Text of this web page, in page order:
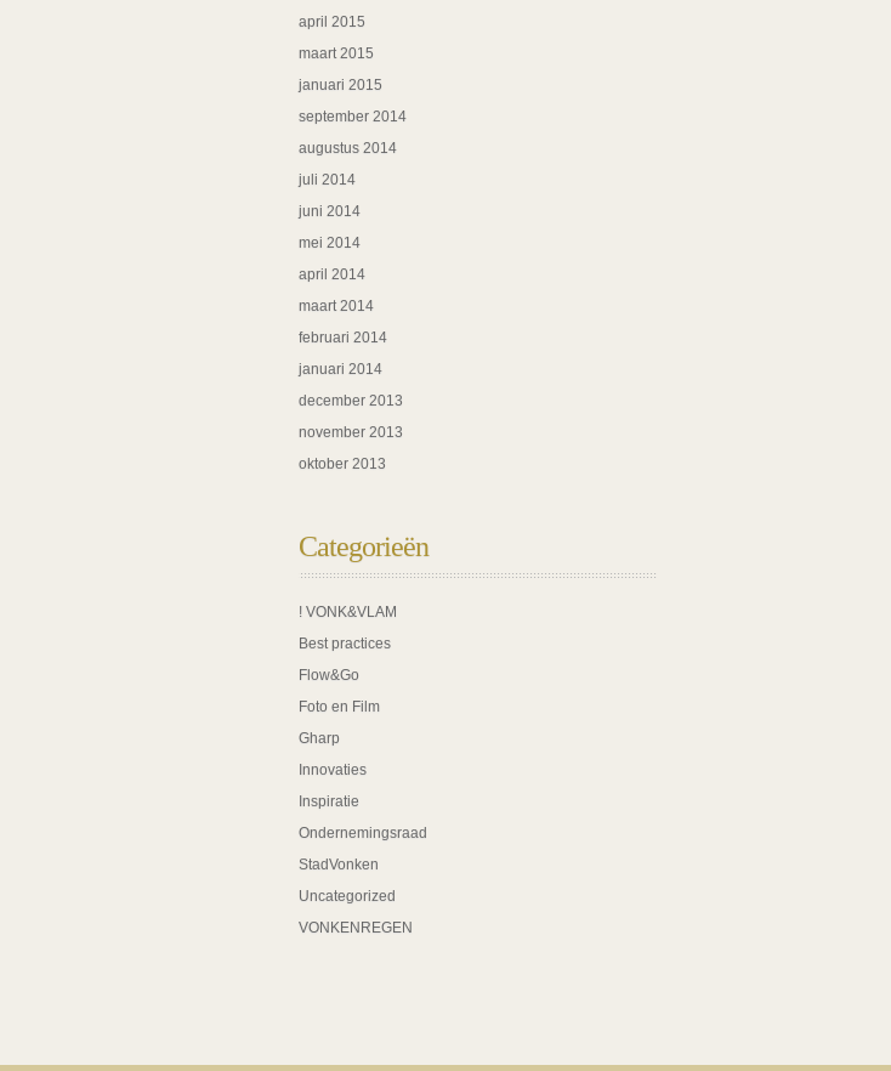
april 2015
maart 2015
januari 2015
september 2014
augustus 2014
juli 2014
juni 2014
mei 2014
april 2014
maart 2014
februari 2014
januari 2014
december 2013
november 2013
oktober 2013
Categorieën
! VONK&VLAM
Best practices
Flow&Go
Foto en Film
Gharp
Innovaties
Inspiratie
Ondernemingsraad
StadVonken
Uncategorized
VONKENREGEN